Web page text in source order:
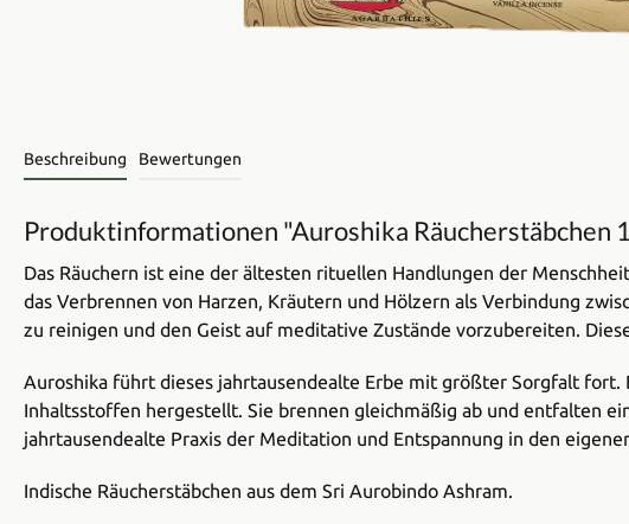
Beschreibung Bewertungen
Produktinformationen "Auroshika Räucherstäbchen
Das Räuchern ist eine der ältesten rituellen Handlungen der
das Verbrennen von Harzen, Kräutern und Hölzern als Verbindung
zu reinigen und den Geist auf meditative Zustände vorzubereiten.
Auroshika führt dieses jahrtausendealte Erbe mit größter Sorgfalt
Inhaltsstoffen hergestellt. Sie brennen gleichmäßig ab und entfalten
jahrtausendealte Praxis der Meditation und Entspannung in den
Indische Räucherstäbchen aus dem Sri Aurobindo Ashram.